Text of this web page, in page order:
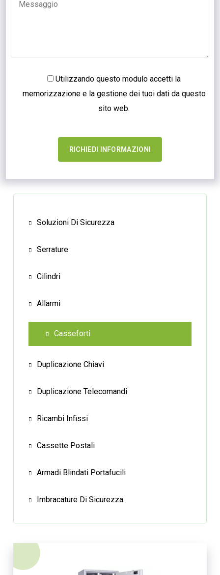
Utilizzando questo modulo accetti la
memorizzazione e la gestione dei tuoi dati da questo
sito web.
Soluzioni Di Sicurezza
Serrature
Cilindri
Allarmi
Casseforti
Duplicazione Chiavi
Duplicazione Telecomandi
Ricambi Infissi
Cassette Postali
Armadi Blindati Portafucili
Imbracature Di Sicurezza